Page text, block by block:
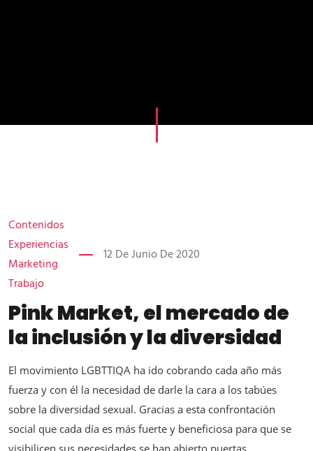
Contenidos
Experiencias
Marketing
Trabajo
12 De Junio De 2020
Pink Market, el mercado de
la inclusión y la diversidad
El movimiento LGBTTIQA ha ido cobrando cada año más
fuerza y con él la necesidad de darle la cara a los tabúes
sobre la diversidad sexual. Gracias a esta confrontación
social que cada día es más fuerte y beneficiosa para que se